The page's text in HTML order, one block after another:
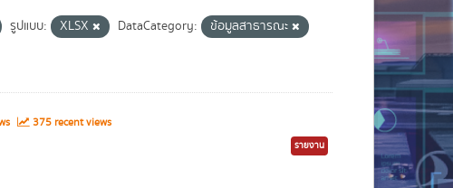
รูปแบบ: XLSX DataCategory:
ข้อมูลสาธารณะ
375 recent views
รายงาน